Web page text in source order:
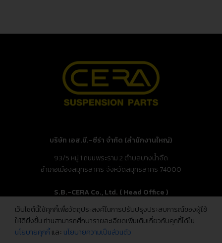
บริษัท เอส.บี.-ซีร่า จำกัด (สำนักงานใหญ่)
93/5 หมู่ 1 ถนนพระราม 2 ตำบลบางน้ำจืด
อำเภอเมืองสมุทรสาคร จังหวัดสมุทรสาคร 74000
S.B.-CERA Co., Ltd. ( Head Office )
93/5 Moo.1, Rama 2 Rd., Bang Nam Chuet,
Mueang Samut Sakhon, Samut Sakhon 74000, Thailand
เว็บไซต์นี้ใช้คุกกี้เพื่อวัตถุประสงค์ในการปรับปรุงประสบการณ์ของผู้ใช้
ให้ดียิ่งขึ้น ท่านสามารถศึกษารายละเอียดเพิ่มเติมเกี่ยวกับคุกกี้ได้ใน
นโยบายคุกกี้และ นโยบายความเป็นส่วนตัว